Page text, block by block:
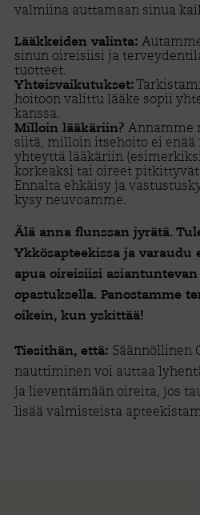
valmiina auttamaan sinua
Lääkkeiden valinta:
sinun oireisiisi ja
tuotteet.
Yhteisvaikutukset:
hoitoon valittu lääke sopii
kanssa.
Milloin lääkäriin? Annamme
siitä, milloin itsehoito ei enää
yhteyttä lääkäriin
korkeaksi tai oireet
Ennalta ehkäisy ja
kysy neuvoamme.
Älä anna flunssan jyrätä.
Ykkösapteekissa ja varaudu
apua oireisiisi
opastuksella. Panostamme
oikein, kun yskittää!
Tiesithän, että: Säännöllinen
nauttiminen voi auttaa
ja lieventämään oireita, jos
lisää valmisteista